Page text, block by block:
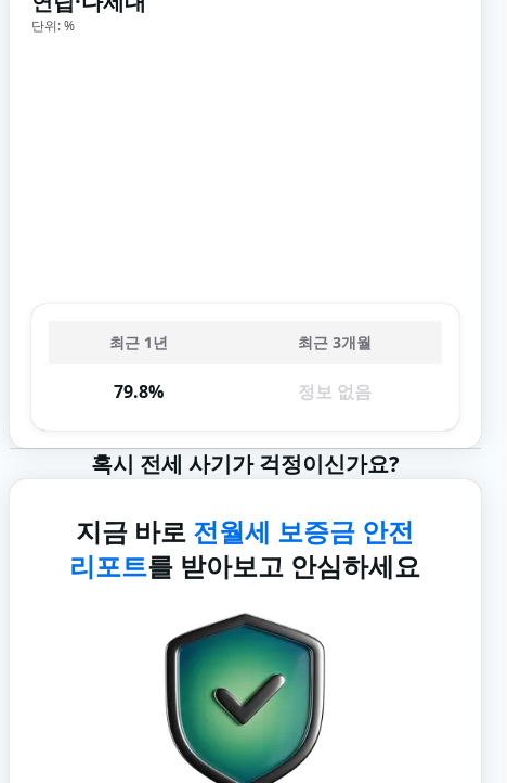
단위: %
최근 1년 최근 3개월
79.8% 정보 없음
혹시 전세 사기가 걱정이신가요?
지금 바로 전월세 보증금 안전
리포트를 받아보고 안심하세요